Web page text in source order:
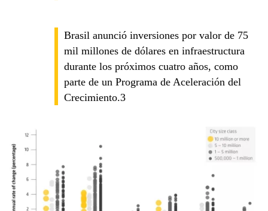
Brasil anunció inversiones por valor de 75
mil millones de dólares en infraestructura
durante los próximos cuatro años, como
parte de un Programa de Aceleración del
Crecimiento.3